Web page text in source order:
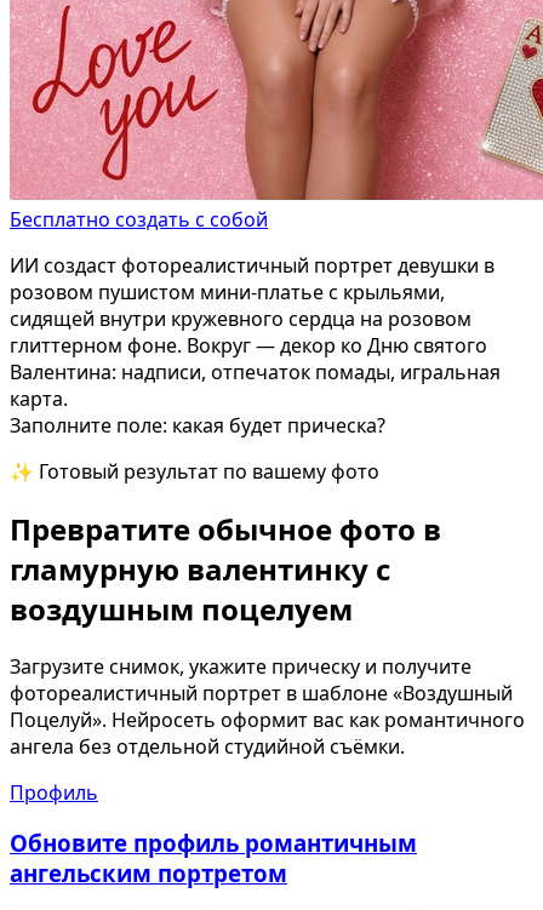
Бесплатно создать с собой
ИИ создаст фотореалистичный портрет девушки в
розовом пушистом мини-платье с крыльями,
сидящей внутри кружевного сердца на розовом
глиттерном фоне. Вокруг — декор ко Дню святого
Валентина: надписи, отпечаток помады, игральная
карта.
Заполните поле: какая будет прическа?
✨ Готовый результат по вашему фото
Превратите обычное фото в
гламурную валентинку с
воздушным поцелуем
Загрузите снимок, укажите прическу и получите
фотореалистичный портрет в шаблоне «Воздушный
Поцелуй». Нейросеть оформит вас как романтичного
ангела без отдельной студийной съёмки.
Профиль
Обновите профиль романтичным
ангельским портретом